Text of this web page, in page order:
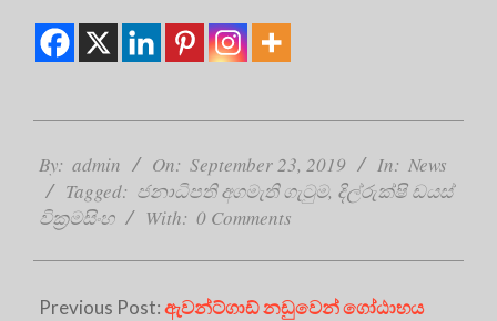
09-
23
By: admin On: September 23, 2019 In: News
Tagged: ජනාධිපති අගමැති ගැටුම, දිල්රුක්ෂි ඩයස්
වික්‍රමසිංහ
With: 0 Comments
Previous Post:ඇවන්ට්ගාඩ් නඩුවෙන් ගෝඨාභය